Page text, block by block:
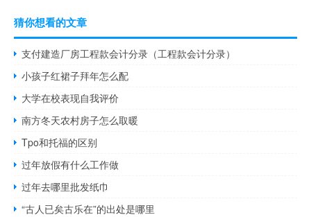
猜你想看的文章
支付建造厂房工程款会计分录（工程款会计分录）
小孩子红裙子拜年怎么配
大学在校表现自我评价
南方冬天农村房子怎么取暖
Tpo和托福的区别
过年放假有什么工作做
过年去哪里批发纸巾
“古人已矣古乐在”的出处是哪里